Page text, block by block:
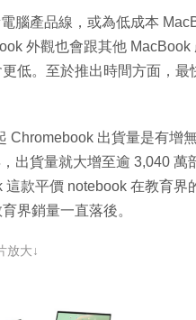
腦產品線，或為低成本
外觀也會跟其他
低。至於推出時間方面，最
Chromebook 出貨量是有增
出貨量就大增至逾 3,040 萬
款平價 notebook 在教育界
界銷量一直落後。
放大↓